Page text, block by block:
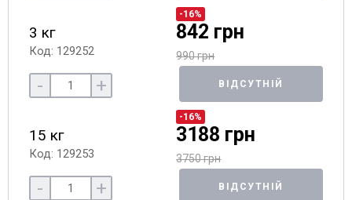
3 кг
Код: 129252
-16%
842 грн
990 грн
- + ВІДСУТНІЙ
15 кг
Код: 129253
-16%
3188 грн
3750 грн
- + ВІДСУТНІЙ